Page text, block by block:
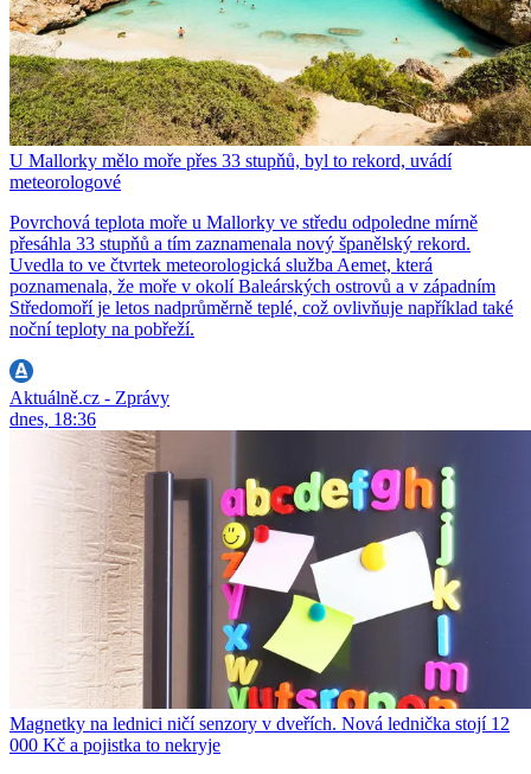
U Mallorky mělo moře přes 33 stupňů, byl to rekord, uvádí
meteorologové
Povrchová teplota moře u Mallorky ve středu odpoledne mírně
přesáhla 33 stupňů a tím zaznamenala nový španělský rekord.
Uvedla to ve čtvrtek meteorologická služba Aemet, která
poznamenala, že moře v okolí Baleárských ostrovů a v západním
Středomoří je letos nadprůměrně teplé, což ovlivňuje například také
noční teploty na pobřeží.
Aktuálně.cz - Zprávy
dnes, 18:36
Magnetky na lednici ničí senzory v dveřích. Nová lednička stojí 12
000 Kč a pojistka to nekryje